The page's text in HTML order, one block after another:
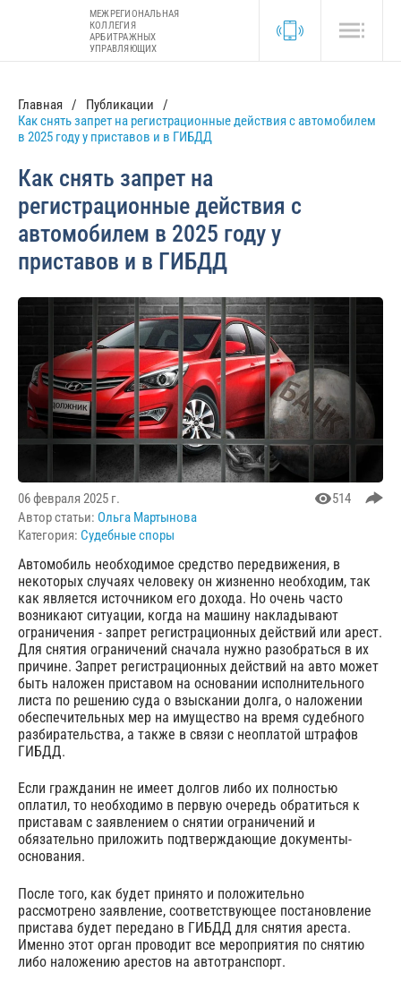
МЕЖРЕГИОНАЛЬНАЯ
КОЛЛЕГИЯ
АРБИТРАЖНЫХ
УПРАВЛЯЮЩИХ
Главная
Публикации
Как снять запрет на регистрационные действия с автомобилем
в 2025 году у приставов и в ГИБДД
Как снять запрет на
регистрационные действия с
автомобилем в 2025 году у
приставов и в ГИБДД
06 февраля 2025 г.
Автор статьи: Ольга Мартынова
Категория: Судебные споры
514
Автомобиль необходимое средство передвижения, в
некоторых случаях человеку он жизненно необходим, так
как является источником его дохода. Но очень часто
возникают ситуации, когда на машину накладывают
ограничения - запрет регистрационных действий или арест.
Для снятия ограничений сначала нужно разобраться в их
причине. Запрет регистрационных действий на авто может
быть наложен приставом на основании исполнительного
листа по решению суда о взыскании долга, о наложении
обеспечительных мер на имущество на время судебного
разбирательства, а также в связи с неоплатой штрафов
ГИБДД.
Если гражданин не имеет долгов либо их полностью
оплатил, то необходимо в первую очередь обратиться к
приставам с заявлением о снятии ограничений и
обязательно приложить подтверждающие документы-
основания.
После того, как будет принято и положительно
рассмотрено заявление, соответствующее постановление
пристава будет передано в ГИБДД для снятия ареста.
Именно этот орган проводит все мероприятия по снятию
либо наложению арестов на автотранспорт.